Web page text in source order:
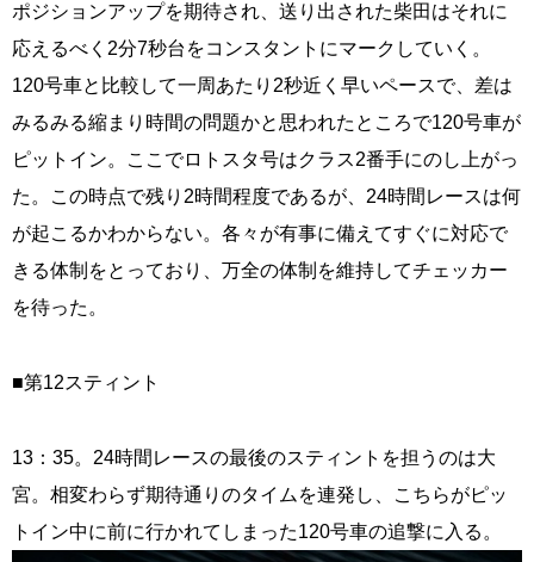
ポジションアップを期待され、送り出された柴田はそれに
応えるべく2分7秒台をコンスタントにマークしていく。
120号車と比較して一周あたり2秒近く早いペースで、差は
みるみる縮まり時間の問題かと思われたところで120号車が
ピットイン。ここでロトスタ号はクラス2番手にのし上がっ
た。この時点で残り2時間程度であるが、24時間レースは何
が起こるかわからない。各々が有事に備えてすぐに対応で
きる体制をとっており、万全の体制を維持してチェッカー
を待った。
■第12スティント
13：35。24時間レースの最後のスティントを担うのは大
宮。相変わらず期待通りのタイムを連発し、こちらがピッ
トイン中に前に行かれてしまった120号車の追撃に入る。